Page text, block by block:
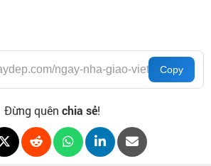
Đừng quên chia sẻ!